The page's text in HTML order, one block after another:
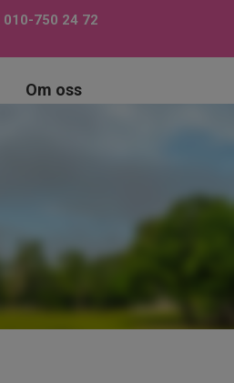
010-750 24 72
Om oss